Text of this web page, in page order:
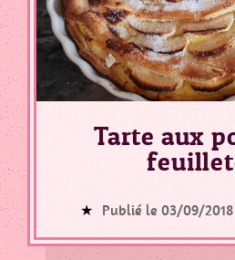
Tarte aux
Publié le 03/09/